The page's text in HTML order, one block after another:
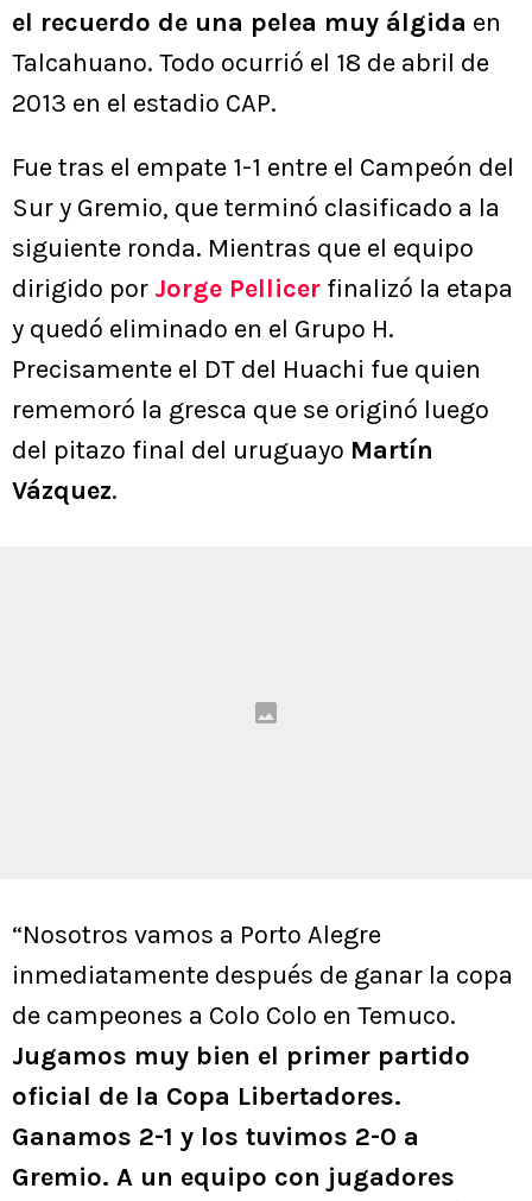
el recuerdo de una pelea muy álgida en
Talcahuano. Todo ocurrió el 18 de abril de
2013 en el estadio CAP.
Fue tras el empate 1-1 entre el Campeón del
Sur y Gremio, que terminó clasificado a la
siguiente ronda. Mientras que el equipo
dirigido por Jorge Pellicer finalizó la etapa
y quedó eliminado en el Grupo H.
Precisamente el DT del Huachi fue quien
rememoró la gresca que se originó luego
del pitazo final del uruguayo Martín
Vázquez.
“Nosotros vamos a Porto Alegre
inmediatamente después de ganar la copa
de campeones a Colo Colo en Temuco.
Jugamos muy bien el primer partido
oficial de la Copa Libertadores.
Ganamos 2-1 y los tuvimos 2-0 a
Gremio. A un equipo con jugadores